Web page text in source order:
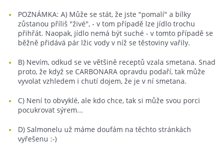
POZNÁMKA: A) Může se stát, že jste "pomalí" a bílky
zůstanou příliš "živé", - v tom případě lze jídlo trochu
přihřát. Naopak, jídlo nemá být suché - v tomto případě se
běžně přidává pár lžic vody v níž se těstoviny vařily.
B) Nevím, odkud se ve většině receptů vzala smetana. Snad
proto, že když se CARBONARA opravdu podaří, tak může
vyvolat vzhledem i chutí dojem, že je v ní smetana.
C) Není to obvyklé, ale kdo chce, tak si může svou porci
pocukrovat sýrem...
D) Salmonelu už máme doufám na těchto stránkách
vyřešenu :-)